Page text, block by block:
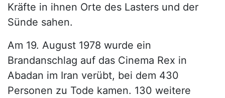
Kräfte in ihnen Orte des Lasters und der
Sünde sahen.
Am 19. August 1978 wurde ein
Brandanschlag auf das Cinema Rex in
Abadan im Iran verübt, bei dem 430
Personen zu Tode kamen. 130 weitere